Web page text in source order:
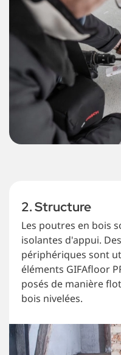
2. Structure
Les poutres en bois
isolantes d'appui.
périphériques sont
éléments GIFAfloor
posés de manière
bois nivelées.